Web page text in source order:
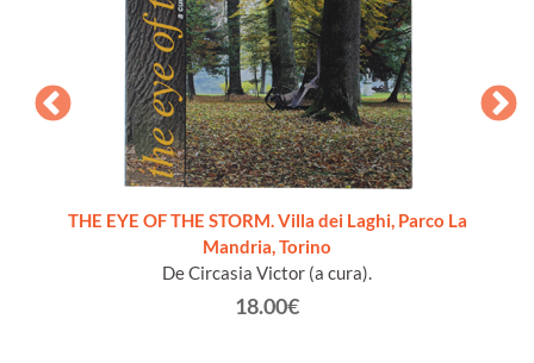
THE EYE OF THE STORM. Villa dei Laghi, Parco La
Mandria, Torino
De Circasia Victor (a cura).
18.00€